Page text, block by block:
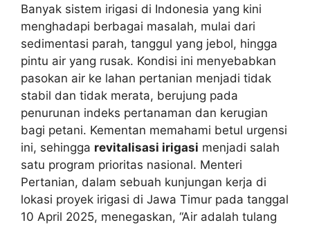
Banyak sistem irigasi di Indonesia yang kini
menghadapi berbagai masalah, mulai dari
sedimentasi parah, tanggul yang jebol, hingga
pintu air yang rusak. Kondisi ini menyebabkan
pasokan air ke lahan pertanian menjadi tidak
stabil dan tidak merata, berujung pada
penurunan indeks pertanaman dan kerugian
bagi petani. Kementan memahami betul urgensi
ini, sehingga revitalisasi irigasi menjadi salah
satu program prioritas nasional. Menteri
Pertanian, dalam sebuah kunjungan kerja di
lokasi proyek irigasi di Jawa Timur pada tanggal
10 April 2025, menegaskan, “Air adalah tulang